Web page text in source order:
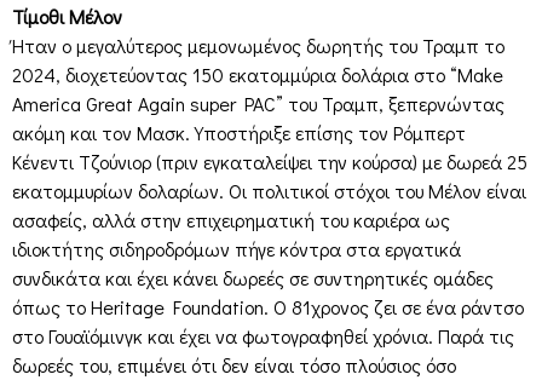
Τίμοθι Μέλον
Ήταν ο μεγαλύτερος μεμονωμένος δωρητής του Τραμπ το
2024, διοχετεύοντας 150 εκατομμύρια δολάρια στο “Make
America Great Again super PAC” του Τραμπ, ξεπερνώντας
ακόμη και τον Μασκ. Υποστήριξε επίσης τον Ρόμπερτ
Κένεντι Τζούνιορ (πριν εγκαταλείψει την κούρσα) με δωρεά 25
εκατομμυρίων δολαρίων. Οι πολιτικοί στόχοι του Μέλον είναι
ασαφείς, αλλά στην επιχειρηματική του καριέρα ως
ιδιοκτήτης σιδηροδρόμων πήγε κόντρα στα εργατικά
συνδικάτα και έχει κάνει δωρεές σε συντηρητικές ομάδες
όπως το Heritage Foundation. Ο 81χρονος ζει σε ένα ράντσο
στο Γουαϊόμινγκ και έχει να φωτογραφηθεί χρόνια. Παρά τις
δωρεές του, επιμένει ότι δεν είναι τόσο πλούσιος όσο